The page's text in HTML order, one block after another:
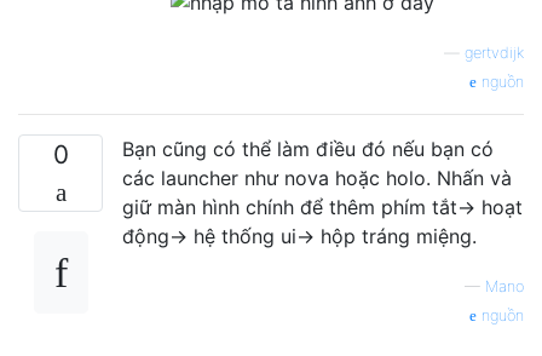
gertvdijk
nguồn
0
Bạn cũng có thể làm điều đó nếu bạn có
các launcher như nova hoặc holo. Nhấn và
giữ màn hình chính để thêm phím tắt-> hoạt
động-> hệ thống ui-> hộp tráng miệng.
— Mano
nguồn